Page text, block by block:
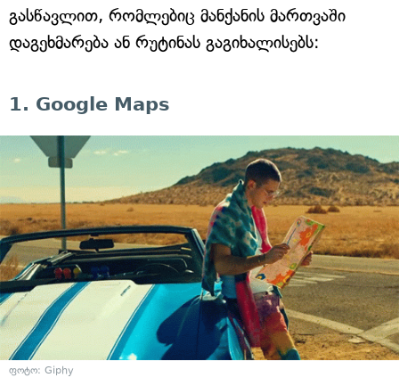
გასწავლით, რომლებიც მანქანის მართვაში
დაგეხმარება ან რუტინას გაგიხალისებს:
1. Google Maps
ფოტო: Giphy